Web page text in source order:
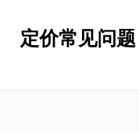
定价常见问题